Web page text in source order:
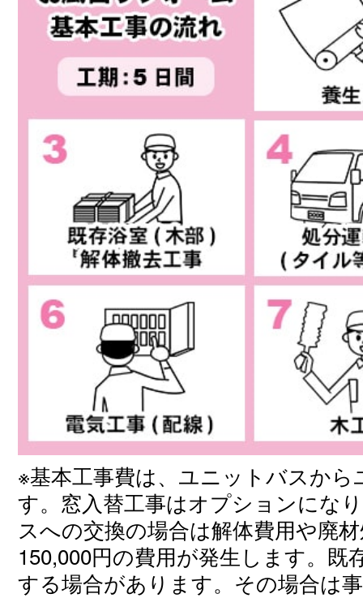
※基本工事費は、ユニットバスか
す。窓入替工事はオプションにな
スへの交換の場合は解体費用や廃
150,000円の費用が発生します。
する場合があります。その場合は